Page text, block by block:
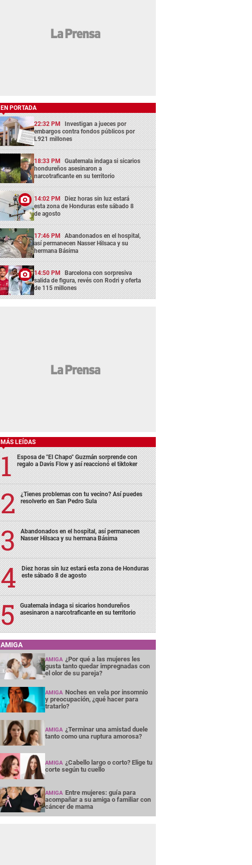
EN PORTADA
22:32 PM Investigan a jueces por
embargos contra fondos públicos por
L921 millones
18:33 PM Guatemala indaga si sicarios
hondureños asesinaron a
narcotraficante en su territorio
14:02 PM Diez horas sin luz estará
esta zona de Honduras este sábado 8
de agosto
17:46 PM Abandonados en el hospital,
así permanecen Nasser Hilsaca y su
hermana Básima
14:50 PM Barcelona con sorpresiva
salida de figura, revés con Rodri y oferta
de 115 millones
MÁS LEÍDAS
Esposa de "El Chapo" Guzmán sorprende con
regalo a Davis Flow y así reaccionó el tiktoker
¿Tienes problemas con tu vecino? Así puedes
resolverlo en San Pedro Sula
Abandonados en el hospital, así permanecen
Nasser Hilsaca y su hermana Básima
Diez horas sin luz estará esta zona de Honduras
este sábado 8 de agosto
Guatemala indaga si sicarios hondureños
asesinaron a narcotraficante en su territorio
AMIGA
AMIGA ¿Por qué a las mujeres les
gusta tanto quedar impregnadas con
el olor de su pareja?
AMIGA Noches en vela por insomnio
y preocupación, ¿qué hacer para
tratarlo?
AMIGA ¿Terminar una amistad duele
tanto como una ruptura amorosa?
AMIGA ¿Cabello largo o corto? Elige tu
corte según tu cuello
AMIGA Entre mujeres: guía para
acompañar a su amiga o familiar con
cáncer de mama